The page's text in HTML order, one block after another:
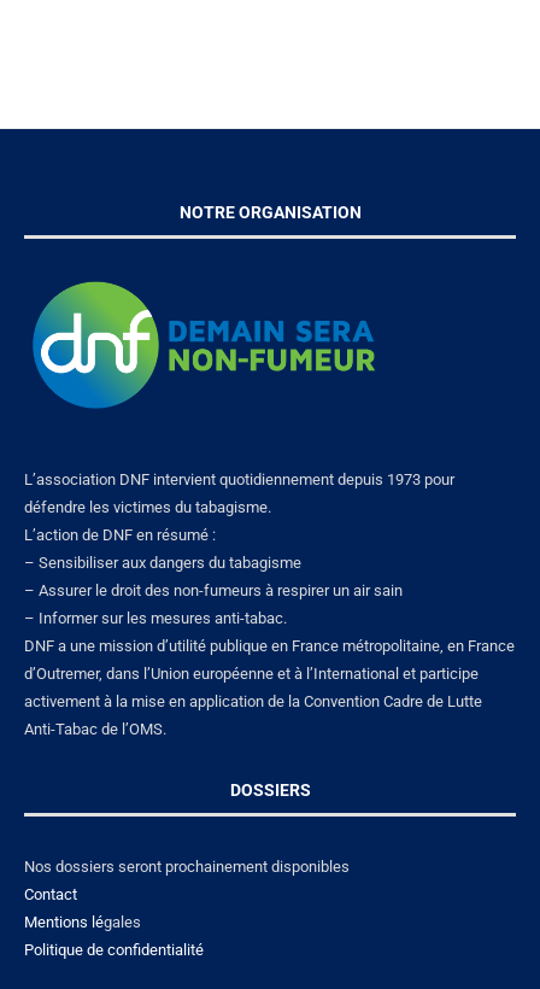
NOTRE ORGANISATION
L’association DNF intervient quotidiennement depuis 1973 pour
défendre les victimes du tabagisme.
L’action de DNF en résumé :
– Sensibiliser aux dangers du tabagisme
– Assurer le droit des non-fumeurs à respirer un air sain
– Informer sur les mesures anti-tabac.
DNF a une mission d’utilité publique en France métropolitaine, en France
d’Outremer, dans l’Union européenne et à l’International et participe
activement à la mise en application de la Convention Cadre de Lutte
Anti-Tabac de l’OMS.
DOSSIERS
Nos dossiers seront prochainement disponibles
Contact
Mentions légales
Politique de confidentialité